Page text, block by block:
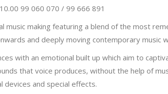
99 060 070 / 99 666 891
music making featuring a blend of the most
and deeply moving contemporary music
with an emotional built up which aim to
that voice produces, without the help of
devices and special effects.